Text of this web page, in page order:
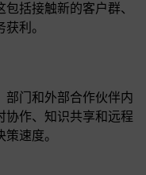
括接触新的客户群、
利。
门和外部合作伙伴内
协作、知识共享和远程
速度。